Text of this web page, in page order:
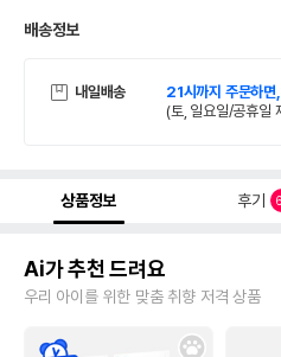
배송정보
내일배송 21시까지 주문하면,
(토, 일요일/공휴일
상품정보 후기
Ai가 추천 드려요
우리 아이를 위한 맞춤 취향 저격 상품